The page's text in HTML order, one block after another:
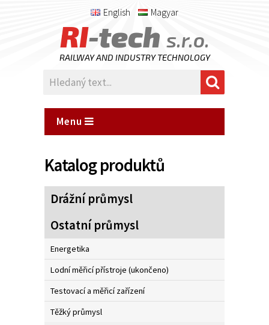
English Magyar
RI-tech s.r.o.
RAILWAY AND INDUSTRY TECHNOLOGY
Menu
Katalog produktů
Drážní průmysl
Ostatní průmysl
Energetika
Lodní měřicí přístroje (ukončeno)
Testovací a měřicí zařízení
Těžký průmysl